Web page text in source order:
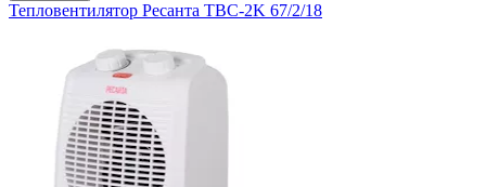
Тепловентилятор Ресанта ТВC-2K 67/2/18